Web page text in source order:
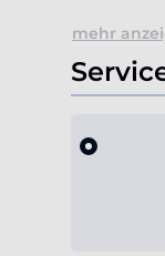
mehr